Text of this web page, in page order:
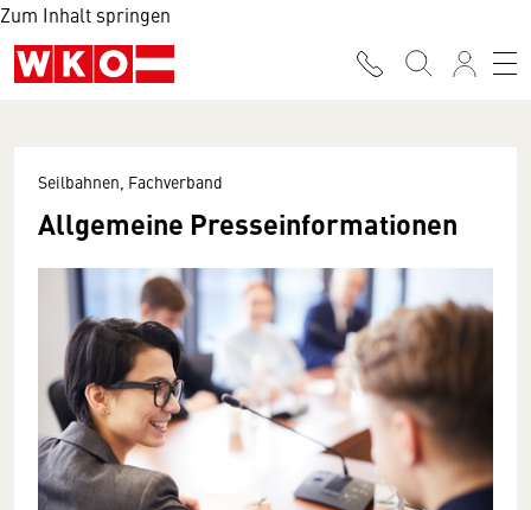
Zum Inhalt springen
Seilbahnen, Fachverband
Allgemeine Presse­informationen